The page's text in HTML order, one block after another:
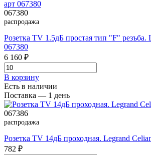
067380
распродажа
Розетка TV 1.5дБ простая тип "F" резъба.
067380
6 160 ₽
В корзинy
Есть в наличии
Поставка — 1 день
067386
распродажа
Розетка TV 14дБ проходная. Legrand
782 ₽